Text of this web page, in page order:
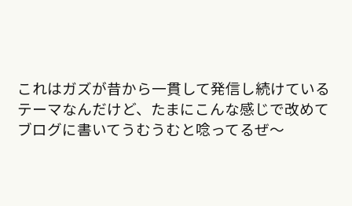
これはガズが昔から一貫して発信し続けている
テーマなんだけど、たまにこんな感じで改めて
ブログに書いてうむうむと唸ってるぜ〜